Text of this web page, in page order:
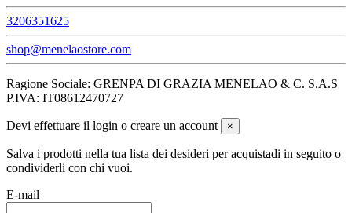
3206351625
shop@menelaostore.com
Ragione Sociale: GRENPA DI GRAZIA MENELAO & C. S.A.S
P.IVA: IT08612470727
Devi effettuare il login o creare un account ×
Salva i prodotti nella tua lista dei desideri per acquistadi in seguito o
condividerli con chi vuoi.
E-mail